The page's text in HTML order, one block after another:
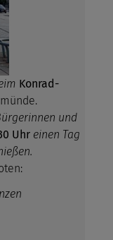
Konrad-
und
Uhr einen Tag